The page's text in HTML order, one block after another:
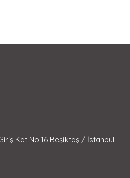
Kat No:16 Beşiktaş / İstanbul